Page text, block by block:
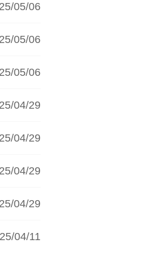
05/06
05/06
05/06
04/29
04/29
04/29
04/29
04/11